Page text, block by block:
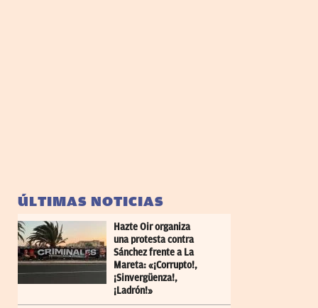
ÚLTIMAS NOTICIAS
Hazte Oir organiza
una protesta contra
Sánchez frente a La
Mareta: «¡Corrupto!,
¡Sinvergüenza!,
¡Ladrón!»